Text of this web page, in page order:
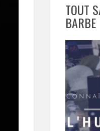
TOUT
BARBE